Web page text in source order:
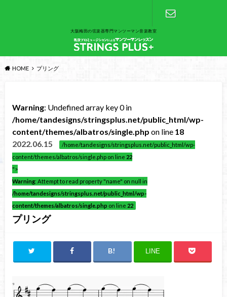
大阪梅田の弦楽器専門マンツーマン音楽教室
お問い合わ
HOME プリング
Warning: Undefined array key 0 in
/home/tandesigns/stringsplus.net/public_html/wp-
content/themes/albatros/single.php on line 18
2022.06.15
/home/tandesigns/stringsplus.net/public_html/wp-
content/themes/albatros/single.php on line 22
">
Warning: Attempt to read property "name" on null in
/home/tandesigns/stringsplus.net/public_html/wp-
content/themes/albatros/single.php on line 22
プリング
LINE